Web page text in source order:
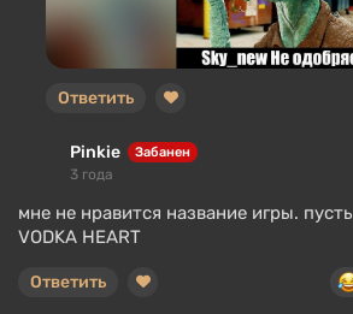
Ответить
Pinkie Забанен
3 года
мне не нравится название игры.
VODKA HEART
Ответить